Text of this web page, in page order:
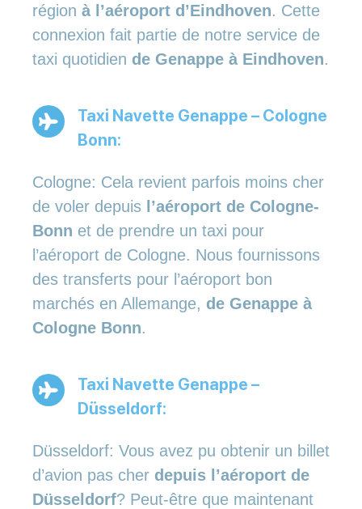
région à l’aéroport d’Eindhoven. Cette
connexion fait partie de notre service de
taxi quotidien de Genappe à Eindhoven.
Taxi Navette Genappe – Cologne
Bonn:
Cologne: Cela revient parfois moins cher
de voler depuis l’aéroport de Cologne-
Bonn et de prendre un taxi pour
l’aéroport de Cologne. Nous fournissons
des transferts pour l’aéroport bon
marchés en Allemange, de Genappe à
Cologne Bonn.
Taxi Navette Genappe –
Düsseldorf:
Düsseldorf: Vous avez pu obtenir un billet
d’avion pas cher depuis l’aéroport de
Düsseldorf? Peut-être que maintenant